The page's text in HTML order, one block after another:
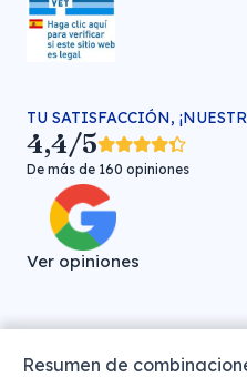
Resumen de
TU SATISFACCIÓN,
4,4/5
De más de 160 opiniones
Ver opiniones
Farmacia veterinaria online ©